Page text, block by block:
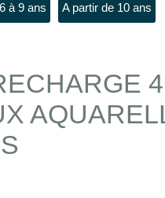
à 9 ans A partir de 10 ans
4